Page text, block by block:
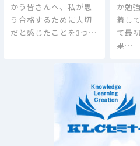
かう皆さんへ、私が思
う合格するために大切
だと感じたことを3つ…
か勉
着し
て最
果…